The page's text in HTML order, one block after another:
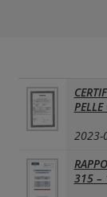
2023-
315 –